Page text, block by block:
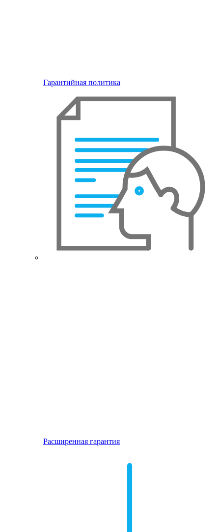
Гарантийная политика
Расширенная гарантия